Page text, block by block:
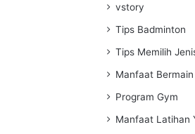
vstory
Tips Badminton
Tips Memilih
Manfaat
Program Gym
Manfaat Latihan